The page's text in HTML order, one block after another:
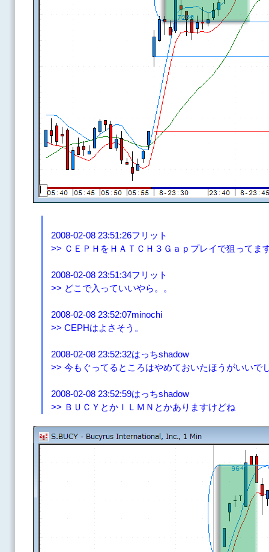
2008-02-08 23:51:26フリット
>> ＣＥＰＨをＨＡＴＣＨ３Ｇａｐプレイで狙ってま
2008-02-08 23:51:34フリット
>> どこで入っていいやら。。
2008-02-08 23:52:07minochi
>> CEPHはよさそう。
2008-02-08 23:52:32はっちshadow
>> 今もぐってるところはやめておいたほうがいいで
2008-02-08 23:52:59はっちshadow
>> ＢＵＣＹとかＩＬＭＮとかありますけどね